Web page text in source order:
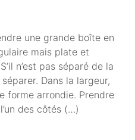
une grande boîte en
mais plate et
n’est pas séparé de la
Dans la largeur,
forme arrondie. Prendre
des côtés (…)